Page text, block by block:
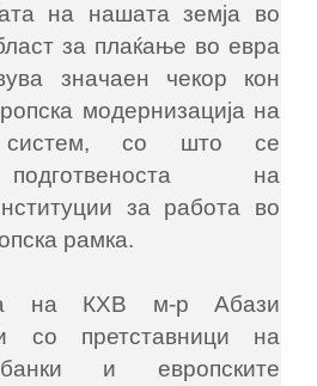
на нашата земја во
за плаќање во евра
значаен чекор кон
модернизација на
систем, со што се
на
за работа во
рамка.
на КХВ м-р Абази
со претставници на
и европските